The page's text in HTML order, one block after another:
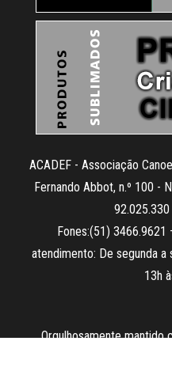
ACADEF - Associação
Fernando Abbot, n.º 100 -
Fones:(51)
atendimento: De segunda
13h
Orgulhosamente mantido